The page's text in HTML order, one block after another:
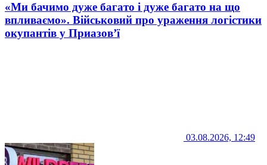
«Ми бачимо дуже багато і дуже багато на що
впливаємо». Військовий про ураження логістики
окупантів у Приазов’ї
03.08.2026, 12:49